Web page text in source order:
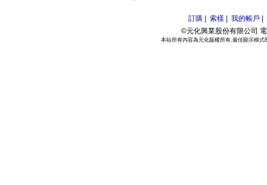
訂購 | 索樣 |
我的帳戶 |
©元化興業股份有限公司
本站所有內容為元化版權所有.最佳顯示模